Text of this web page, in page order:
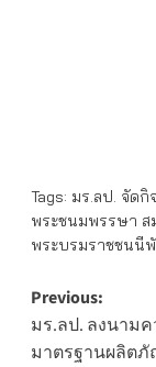
Tags: มร.ลป. จัดกิ
พระชนมพรรษา ส
พระบรมราชชนนี
Post
Previous:
มร.ลป. ลงนาม
มาตรฐานผลิต